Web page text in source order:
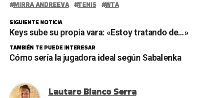
MIRRA ANDREEVA
TENIS WTA
SIGUIENTE NOTICIA
Keys sube su propia vara: «Estoy tratando de…»
TAMBIÉN TE PUEDE INTERESAR
Cómo sería la jugadora ideal según Sabalenka
Lautaro Bianco Serra